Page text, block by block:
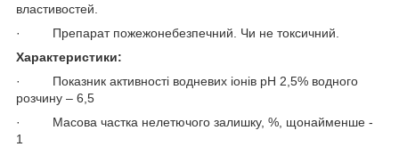
властивостей.
· Препарат пожежонебезпечний. Чи не токсичний.
Характеристики:
· Показник активності водневих іонів рН 2,5% водного
розчину – 6,5
· Масова частка нелетючого залишку, %, щонайменше -
1